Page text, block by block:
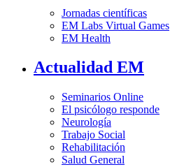
Jornadas científicas
EM Labs Virtual Games
EM Health
Actualidad EM
Seminarios Online
El psicólogo responde
Neurología
Trabajo Social
Rehabilitación
Salud General